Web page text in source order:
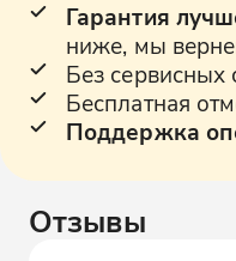
Гарантия
ниже, мы
Без сервисных
Бесплатная
Поддержка
Отзывы